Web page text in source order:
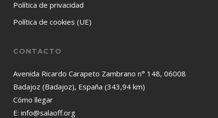
Política de privacidad
Política de cookies (UE)
CONTACTO
Avenida Ricardo Carapeto Zambrano n° 148, 06008
Badajoz (Badajoz), España (343,94 km)
Cómo llegar
E: info@salaoff.org